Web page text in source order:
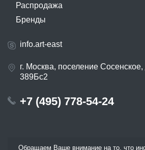
Распродажа
Бренды
info.art-east
г. Москва, поселение
389Бс2
+7 (495) 778-54-24
Обращаем Ваше внимание на то, что